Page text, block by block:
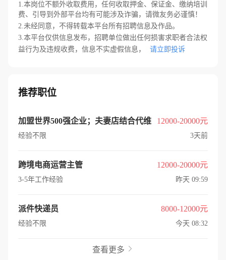
1.本岗位不额外收取费用，任何收取押金、保证金、缴纳培训
费、引导到外部平台均有可能涉及诈骗，请微友务必谨慎！
2.未经同意，不得转载本平台所有招聘信息及作品。
3.本平台仅供信息发布，招聘单位做出任何损害求职者合法权
益行为及违规收费，信息不实虚假信息，
请立即投诉
推荐职位
加盟世界500强企业；夫妻店结合代维 12000-20000元
经验不限 3天前
跨境电商运营主管 12000-20000元
3-5年工作经验 昨天 09:59
派件快递员 8000-12000元
经验不限 今天 08:32
查看更多 